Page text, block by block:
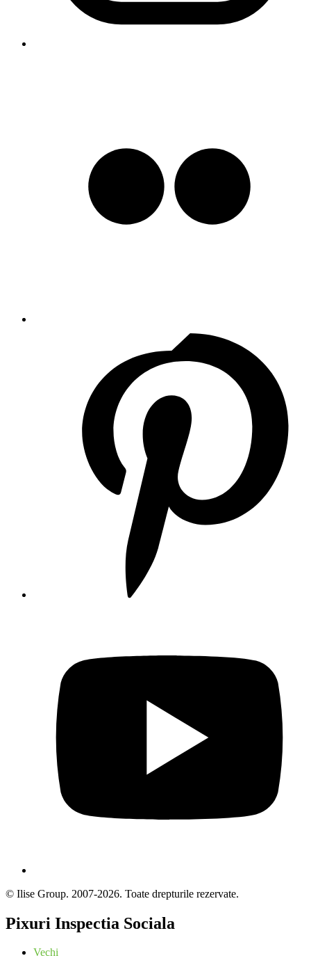
© Ilise Group. 2007-2026. Toate drepturile rezervate.
Pixuri Inspectia Sociala
Vechi